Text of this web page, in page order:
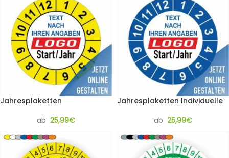
Jahresplaketten
ab 25,99€
Jahresplaketten Individuelle
ab 25,99€